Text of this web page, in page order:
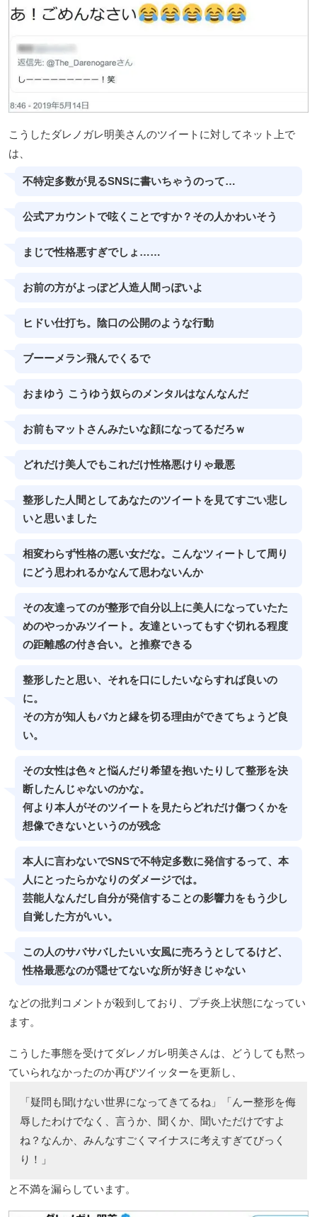
こうしたダレノガレ明美さんのツイートに対してネット上で
は、
不特定多数が見るSNSに書いちゃうのって…
公式アカウントで呟くことですか？その人かわいそう
まじで性格悪すぎでしょ……
お前の方がよっぽど人造人間っぽいよ
ヒドい仕打ち。陰口の公開のような行動
ブーーメラン飛んでくるで
おまゆう こうゆう奴らのメンタルはなんなんだ
お前もマットさんみたいな顔になってるだろｗ
どれだけ美人でもこれだけ性格悪けりゃ最悪
整形した人間としてあなたのツイートを見てすごい悲し
いと思いました
相変わらず性格の悪い女だな。こんなツィートして周り
にどう思われるかなんて思わないんか
その友達ってのが整形で自分以上に美人になっていたた
めのやっかみツイート。友達といってもすぐ切れる程度
の距離感の付き合い。と推察できる
整形したと思い、それを口にしたいならすれば良いの
に。
その方が知人もバカと縁を切る理由ができてちょうど良
い。
その女性は色々と悩んだり希望を抱いたりして整形を決
断したんじゃないのかな。
何より本人がそのツイートを見たらどれだけ傷つくかを
想像できないというのが残念
本人に言わないでSNSで不特定多数に発信するって、本
人にとったらかなりのダメージでは。
芸能人なんだし自分が発信することの影響力をもう少し
自覚した方がいい。
この人のサバサバしたいい女風に売ろうとしてるけど、
性格最悪なのが隠せてないな所が好きじゃない
などの批判コメントが殺到しており、プチ炎上状態になってい
ます。
こうした事態を受けてダレノガレ明美さんは、どうしても黙っ
ていられなかったのか再びツイッターを更新し、
「疑問も聞けない世界になってきてるね」「んー整形を侮
辱したわけでなく、言うか、聞くか、聞いただけですよ
ね？なんか、みんなすごくマイナスに考えすぎてびっく
り！」
と不満を漏らしています。